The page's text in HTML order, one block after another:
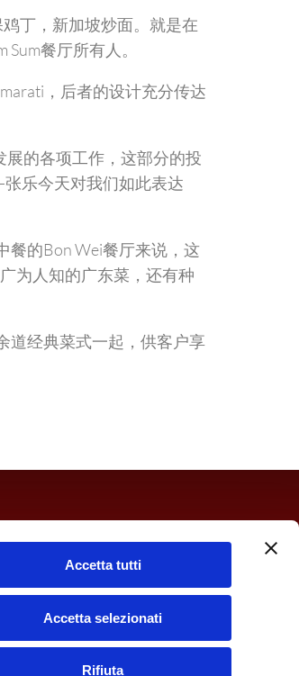
Accetta tutti
Accetta selezionati
Rifiuta
丁，新加坡炒面。就是在
餐厅所有人。
，后者的设计充分传达
的各项工作，这部分的投
乐今天对我们如此表达
餐的Bon Wei餐厅来说，这
为人知的广东菜，还有种
道经典菜式一起，供客户享
场，为餐厅客户提供两小时内